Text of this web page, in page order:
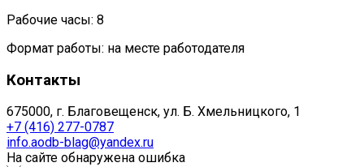
Рабочие часы: 8
Формат работы: на месте работодателя
Контакты
675000, г. Благовещенск, ул. Б. Хмельницкого, 1
+7 (416) 277-0787
info.aodb-blag@yandex.ru
На сайте обнаружена ошибка